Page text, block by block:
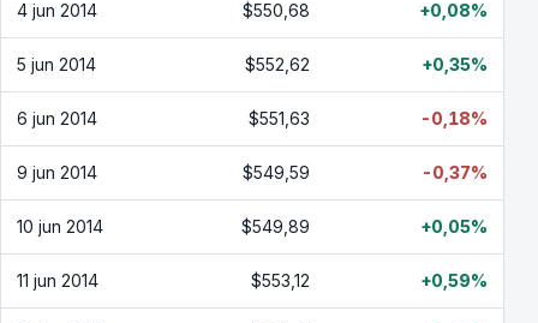
4 jun 2014 $550,68 +0,08%
5 jun 2014 $552,62 +0,35%
6 jun 2014 $551,63 -0,18%
9 jun 2014 $549,59 -0,37%
10 jun 2014 $549,89 +0,05%
11 jun 2014 $553,12 +0,59%